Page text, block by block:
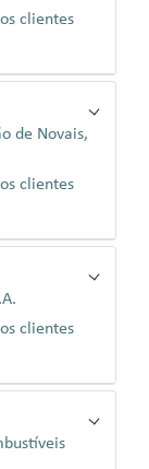
clientes
de Novais,
clientes
clientes